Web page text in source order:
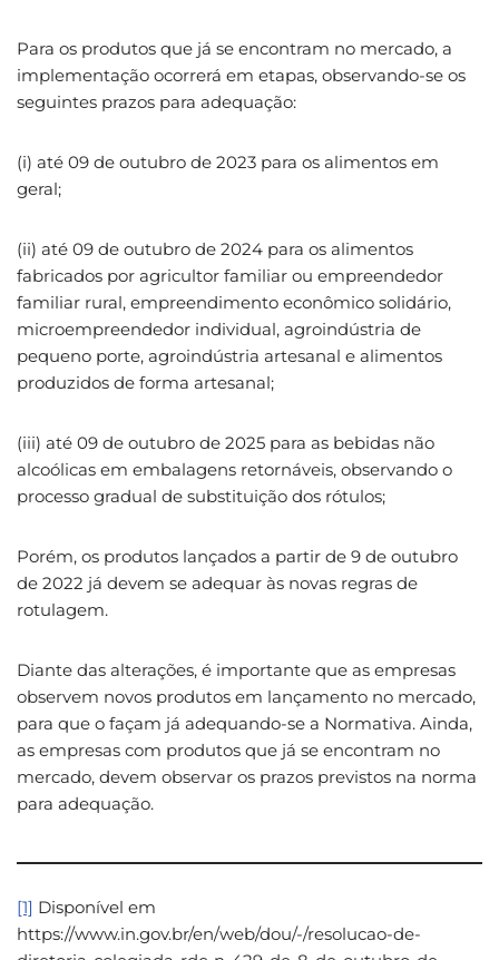
Para os produtos que já se encontram no mercado, a
implementação ocorrerá em etapas, observando-se os
seguintes prazos para adequação:
(i) até 09 de outubro de 2023 para os alimentos em
geral;
(ii) até 09 de outubro de 2024 para os alimentos
fabricados por agricultor familiar ou empreendedor
familiar rural, empreendimento econômico solidário,
microempreendedor individual, agroindústria de
pequeno porte, agroindústria artesanal e alimentos
produzidos de forma artesanal;
(iii) até 09 de outubro de 2025 para as bebidas não
alcoólicas em embalagens retornáveis, observando o
processo gradual de substituição dos rótulos;
Porém, os produtos lançados a partir de 9 de outubro
de 2022 já devem se adequar às novas regras de
rotulagem.
Diante das alterações, é importante que as empresas
observem novos produtos em lançamento no mercado,
para que o façam já adequando-se a Normativa. Ainda,
as empresas com produtos que já se encontram no
mercado, devem observar os prazos previstos na norma
para adequação.
[1] Disponível em
https://www.in.gov.br/en/web/dou/-/resolucao-de-